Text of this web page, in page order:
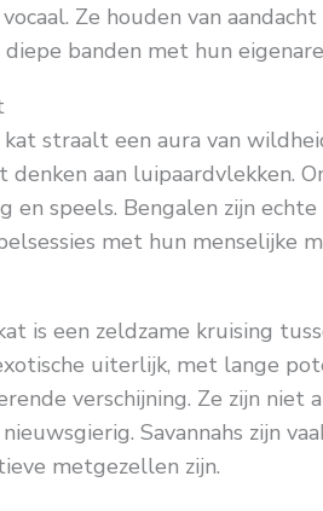
Ze houden van
banden met hun
kat straalt een aura van
denken aan luipaardvlekken.
en speels. Bengalen zijn
met hun menselijke
is een zeldzame kruising
uiterlijk, met lange
verschijning. Ze zijn niet
Savannahs zijn
metgezellen zijn.